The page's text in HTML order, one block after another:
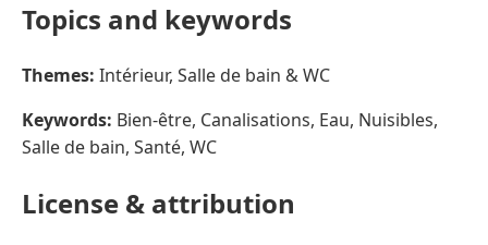
Topics and keywords
Themes: Intérieur, Salle de bain & WC
Keywords: Bien-être, Canalisations, Eau, Nuisibles,
Salle de bain, Santé, WC
License & attribution